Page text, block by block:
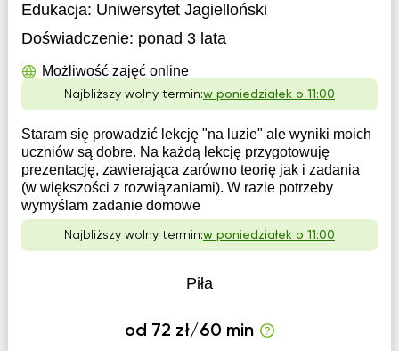
Edukacja: Uniwersytet Jagielloński
Doświadczenie: ponad 3 lata
Możliwość zajęć online
Najbliższy wolny termin:w poniedziałek o 11:00
Staram się prowadzić lekcję "na luzie" ale wyniki moich
uczniów są dobre. Na każdą lekcję przygotowuję
prezentację, zawierająca zarówno teorię jak i zadania
(w większości z rozwiązaniami). W razie potrzeby
wymyślam zadanie domowe
Najbliższy wolny termin:w poniedziałek o 11:00
Piła
od 72 zł/60 min